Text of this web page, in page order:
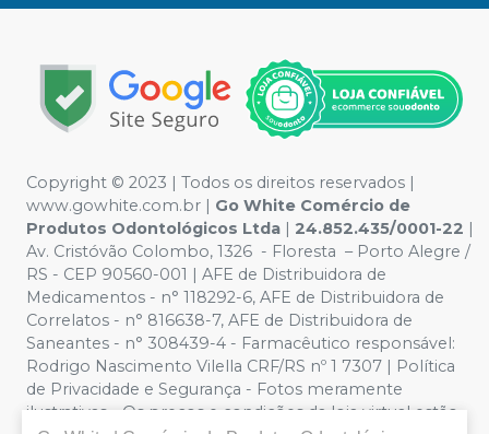
Copyright ©️ 2023 | Todos os direitos reservados |
www.gowhite.com.br | Go White Comércio de
Produtos Odontológicos Ltda | 24.852.435/0001-22 |
Av. Cristóvão Colombo, 1326 - Floresta – Porto Alegre /
RS - CEP 90560-001 | AFE de Distribuidora de
Medicamentos - n° 118292-6, AFE de Distribuidora de
Correlatos - n° 816638-7, AFE de Distribuidora de
Saneantes - n° 308439-4 - Farmacêutico responsável:
Rodrigo Nascimento Vilella CRF/RS nº 1 7307 | Política
de Privacidade e Segurança - Fotos meramente
ilustrativas - Os preços e condições da loja virtual estão